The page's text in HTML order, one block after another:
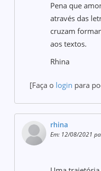
Pena que
através das
cruzam
aos textos.
Rhina
[Faça o login para
rhina
Em: 12/08/2021